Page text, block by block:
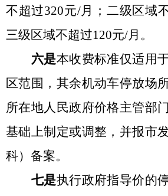
不超过320元/月；二级区域
三级区域不超过120元/月。
六是本收费标准仅适用
区范围，其余机动车停放场
所在地人民政府价格主管部
基础上制定或调整，并报市
科）备案。
七是执行政府指导价的